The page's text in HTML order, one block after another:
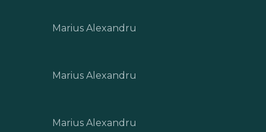
Marius Alexandru
Marius Alexandru
Marius Alexandru